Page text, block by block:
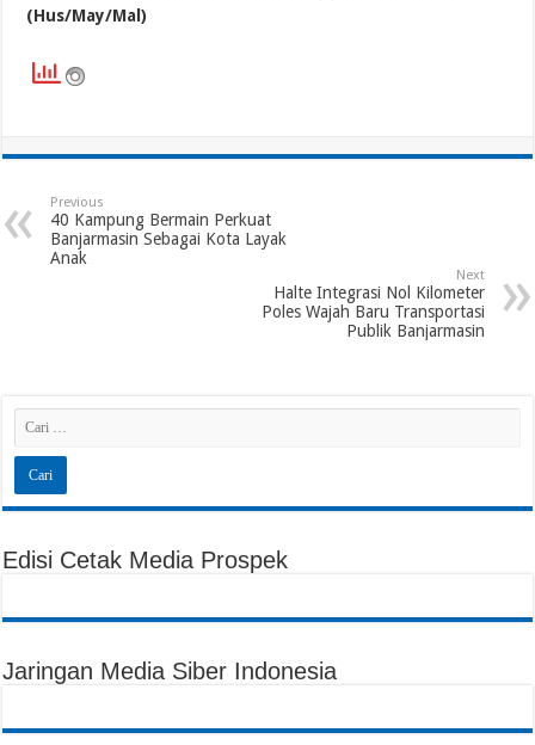
(Hus/May/Mal)
Previous
40 Kampung Bermain Perkuat
Banjarmasin Sebagai Kota Layak
Anak
Next
Halte Integrasi Nol Kilometer
Poles Wajah Baru Transportasi
Publik Banjarmasin
Edisi Cetak Media Prospek
Jaringan Media Siber Indonesia